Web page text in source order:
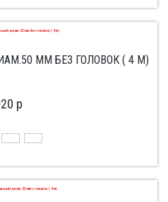
ММ БЕЗ ГОЛОВОК ( 4 М)
p